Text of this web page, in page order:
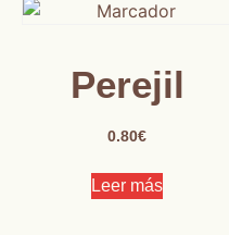
Perejil
0.80€
Leer más